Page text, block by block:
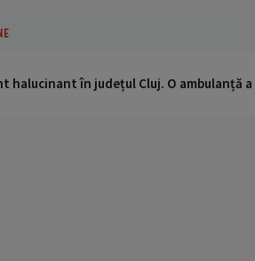
halucinant în județul Cluj. O ambulanță